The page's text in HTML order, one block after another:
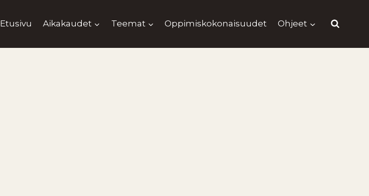
Etusivu Aikakaudet Teemat Oppimiskokonaisuudet Ohjeet